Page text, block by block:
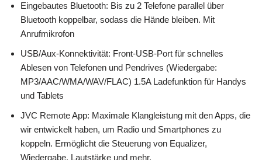
Eingebautes Bluetooth: Bis zu 2 Telefone parallel über
Bluetooth koppelbar, sodass die Hände bleiben. Mit
Anrufmikrofon
USB/Aux-Konnektivität: Front-USB-Port für schnelles
Ablesen von Telefonen und Pendrives (Wiedergabe:
MP3/AAC/WMA/WAV/FLAC) 1.5A Ladefunktion für Handys
und Tablets
JVC Remote App: Maximale Klangleistung mit den Apps, die
wir entwickelt haben, um Radio und Smartphones zu
koppeln. Ermöglicht die Steuerung von Equalizer,
Wiedergabe, Lautstärke und mehr.